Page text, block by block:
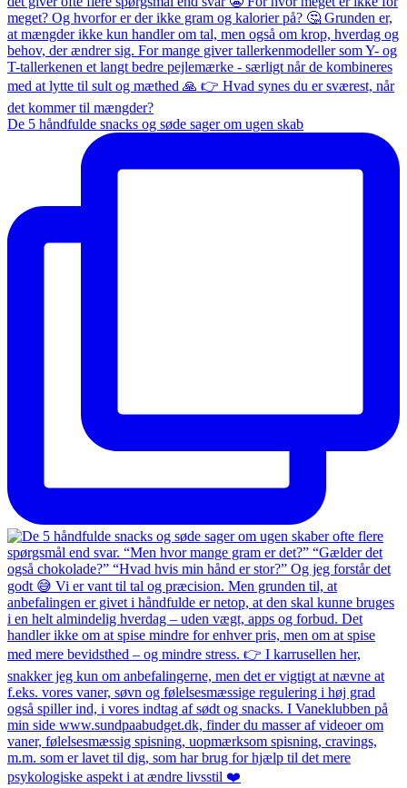
De 5 håndfulde snacks og søde sager om ugen skab